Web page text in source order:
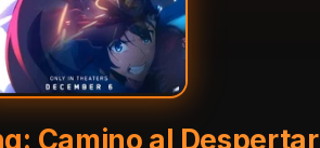
Camino al Despertar